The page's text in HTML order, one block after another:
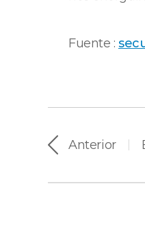
Fuente :
Anterior